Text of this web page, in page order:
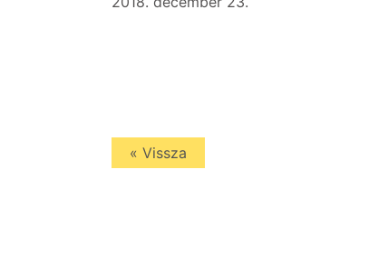
« Vissza